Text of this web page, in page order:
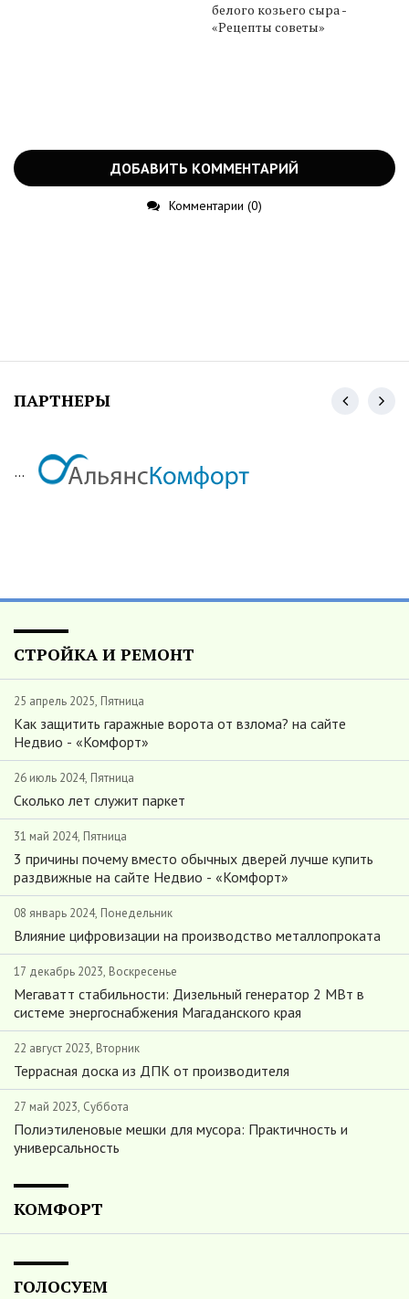
белого козьего сыра -
«Рецепты советы»
ДОБАВИТЬ КОММЕНТАРИЙ
Комментарии (0)
ПАРТНЕРЫ
...
СТРОЙКА И РЕМОНТ
25 апрель 2025, Пятница
Как защитить гаражные ворота от взлома? на сайте
Недвио - «Комфорт»
26 июль 2024, Пятница
Сколько лет служит паркет
31 май 2024, Пятница
3 причины почему вместо обычных дверей лучше купить
раздвижные на сайте Недвио - «Комфорт»
08 январь 2024, Понедельник
Влияние цифровизации на производство металлопроката
17 декабрь 2023, Воскресенье
Мегаватт стабильности: Дизельный генератор 2 МВт в
системе энергоснабжения Магаданского края
22 август 2023, Вторник
Террасная доска из ДПК от производителя
27 май 2023, Суббота
Полиэтиленовые мешки для мусора: Практичность и
универсальность
КОМФОРТ
ГОЛОСУЕМ